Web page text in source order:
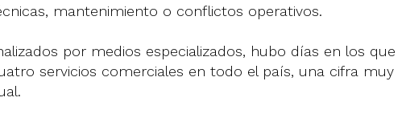
mantenimiento o conflictos operativos.
por medios especializados, hubo días en los que
servicios comerciales en todo el país, una cifra muy